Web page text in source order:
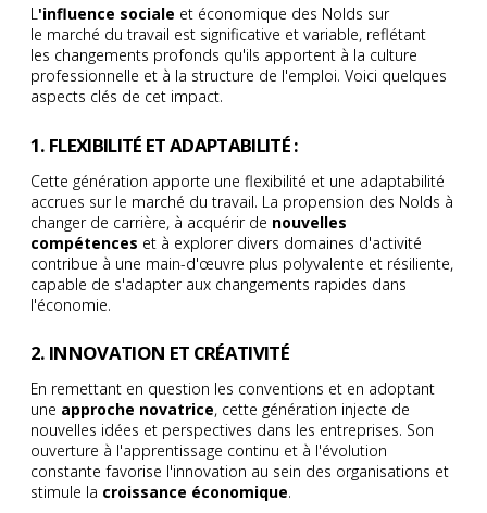
L'influence sociale et économique des Nolds sur
le marché du travail est significative et variable, reflétant
les changements profonds qu'ils apportent à la culture
professionnelle et à la structure de l'emploi. Voici quelques
aspects clés de cet impact.
1. FLEXIBILITÉ ET ADAPTABILITÉ :
Cette génération apporte une flexibilité et une adaptabilité
accrues sur le marché du travail. La propension des Nolds à
changer de carrière, à acquérir de nouvelles
compétences et à explorer divers domaines d'activité
contribue à une main-d'œuvre plus polyvalente et résiliente,
capable de s'adapter aux changements rapides dans
l'économie.
2. INNOVATION ET CRÉATIVITÉ
En remettant en question les conventions et en adoptant
une approche novatrice, cette génération injecte de
nouvelles idées et perspectives dans les entreprises. Son
ouverture à l'apprentissage continu et à l'évolution
constante favorise l'innovation au sein des organisations et
stimule la croissance économique.